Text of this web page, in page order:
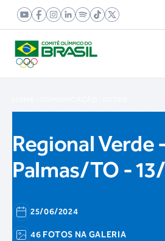
Regional Verde
Palmas/TO -
25/06/2024
46 FOTOS NA GALERIA